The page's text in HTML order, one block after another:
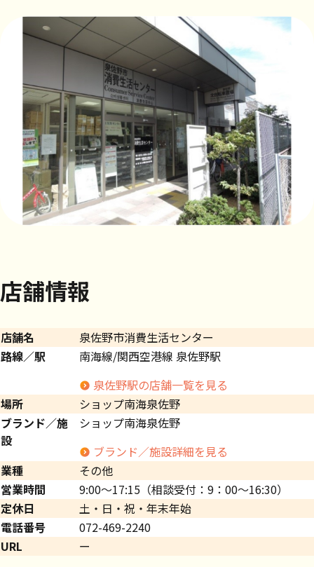
店舗情報
店舗名
泉佐野市消費生活センター
路線／駅
南海線/関西空港線 泉佐野駅
泉佐野駅の店舗一覧を見る
場所
ショップ南海泉佐野
ブランド／施
設
ショップ南海泉佐野
ブランド／施設詳細を見る
業種
その他
営業時間
9:00～17:15（相談受付：9：00～16:30）
定休日
土・日・祝・年末年始
電話番号
072-469-2240
URL
ー